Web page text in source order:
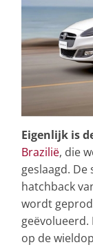
Eigenlijk is
Brazilië, die
geslaagd.
hatchback
wordt
op de